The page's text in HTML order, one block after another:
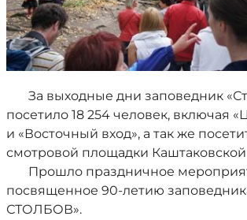
За выходные дни заповедник
посетило 18 254 человек, включая
и «Восточный вход», а так же
смотровой площадки
Прошло праздничное
посвященное 90-летию
СТОЛБОВ».